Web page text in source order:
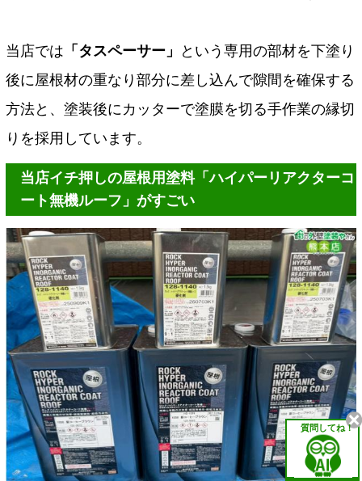
当店では 「タスペーサー」
という専用の部材を下塗り
後に屋根材の重なり部分に差し込んで隙間を確保する
方法と、塗装後にカッターで塗膜を切る手作業の縁切
りを採用しています。
当店イチ押しの屋根用塗料「ハイパーリアクターコ
ート無機ルーフ」がすごい
質問してね！